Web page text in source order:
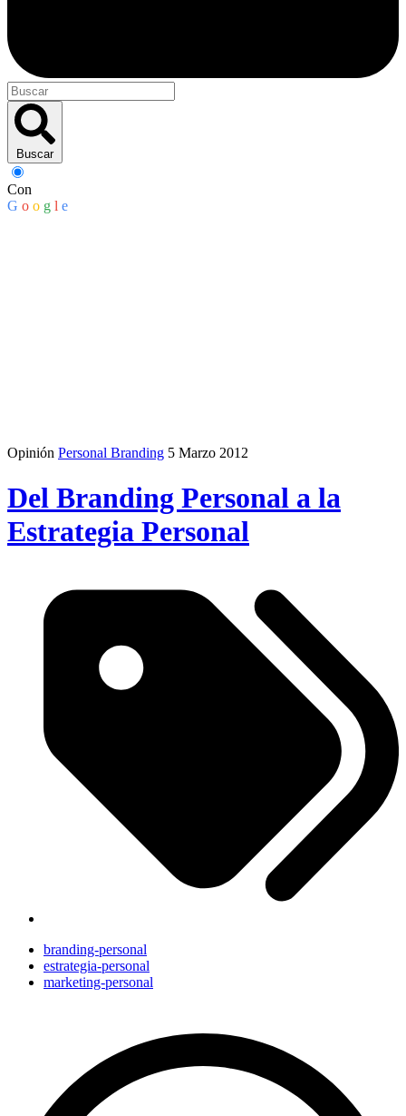
Buscar
Con
G o o g l e
Opinión Personal Branding 5 Marzo 2012
Del Branding Personal a la
Estrategia Personal
branding-personal
estrategia-personal
marketing-personal